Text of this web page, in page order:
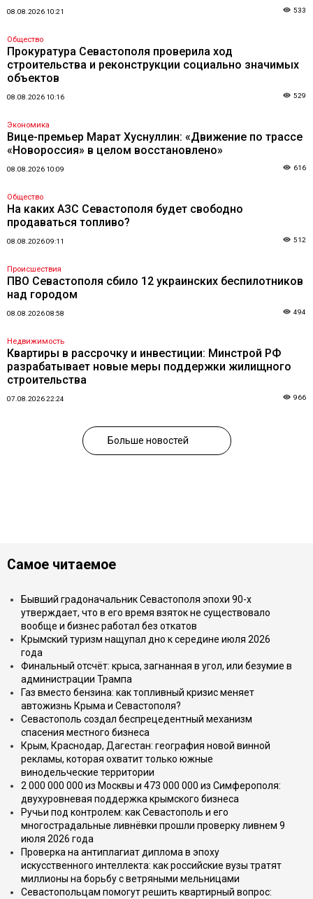
08.08.2026 10:21 533
Общество
Прокуратура Севастополя проверила ход
строительства и реконструкции социально значимых
объектов
08.08.2026 10:16 529
Экономика
Вице-премьер Марат Хуснуллин: «Движение по трассе
«Новороссия» в целом восстановлено»
08.08.2026 10:09 616
Общество
На каких АЗС Севастополя будет свободно
продаваться топливо?
08.08.2026 09:11 512
Происшествия
ПВО Севастополя сбило 12 украинских беспилотников
над городом
08.08.2026 08:58 494
Недвижимость
Квартиры в рассрочку и инвестиции: Минстрой РФ
разрабатывает новые меры поддержки жилищного
строительства
07.08.2026 22:24 966
Больше новостей
Самое читаемое
Бывший градоначальник Севастополя эпохи 90-х
утверждает, что в его время взяток не существовало
вообще и бизнес работал без откатов
Крымский туризм нащупал дно к середине июля 2026
года
Финальный отсчёт: крыса, загнанная в угол, или безумие в
администрации Трампа
Газ вместо бензина: как топливный кризис меняет
автожизнь Крыма и Севастополя?
Севастополь создал беспрецедентный механизм
спасения местного бизнеса
Крым, Краснодар, Дагестан: география новой винной
рекламы, которая охватит только южные
винодельческие территории
2 000 000 000 из Москвы и 473 000 000 из Симферополя:
двухуровневая поддержка крымского бизнеса
Ручьи под контролем: как Севастополь и его
многострадальные ливнёвки прошли проверку ливнем 9
июля 2026 года
Проверка на антиплагиат диплома в эпоху
искусственного интеллекта: как российские вузы тратят
миллионы на борьбу с ветряными мельницами
Севастопольцам помогут решить квартирный вопрос: